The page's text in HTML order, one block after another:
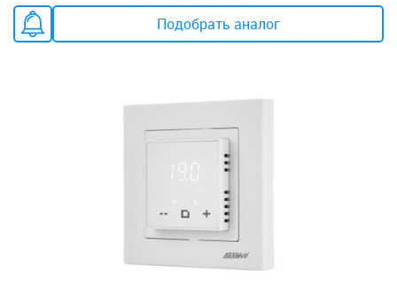
Подобрать аналог